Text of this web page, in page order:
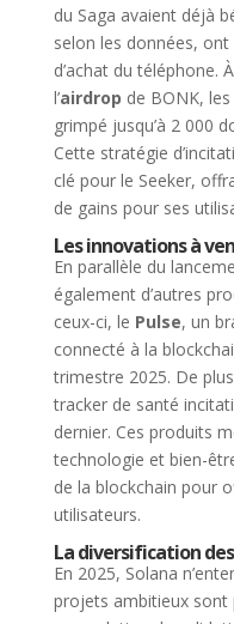
du Saga avaient déjà
selon les données,
d’achat du téléphone.
l’airdrop de BONK,
grimpé jusqu’à 2 000
Cette stratégie
clé pour le Seeker,
de gains pour ses
Les innovations à
En parallèle du
également d’autres
ceux-ci, le Pulse, un
connecté à la
trimestre 2025. De
tracker de santé
dernier. Ces produits
technologie et bien-
de la blockchain pour
utilisateurs.
La diversification
En 2025, Solana
projets ambitieux sont